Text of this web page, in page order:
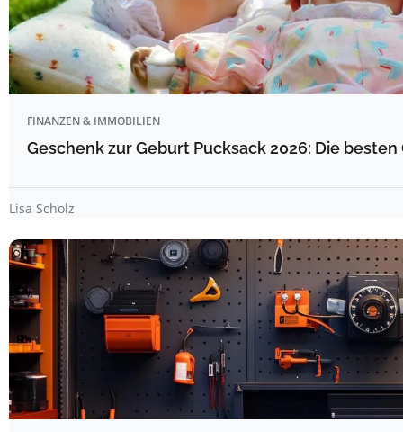
FINANZEN & IMMOBILIEN
Geschenk zur Geburt Pucksack 2026: Die
Lisa Scholz